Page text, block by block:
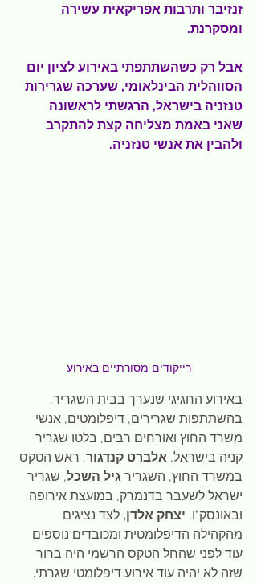
זנזיבר ותרבות אפריקאית עשירה
ומסקרנת.
אבל רק כשהשתתפתי באירוע לציון יום
הסווהלית הבינלאומי, שערכה שגרירות
טנזניה בישראל, הרגשתי לראשונה
שאני באמת מצליחה קצת להתקרב
ולהבין את אנשי טנזניה.
רייקודים מסורתיים באירוע
באירוע החגיגי שנערך בבית השגריר,
בהשתתפות שגרירים, דיפלומטים, אנשי
משרד החוץ ואורחים רבים, בלטו שגריר
קניה בישראל, אלברט קנדגור, ראש הטקס
במשרד החוץ, השגריר גיל השכל, שגריר
ישראל לשעבר בדנמרק, במועצת אירופה
ובאונסק"ו, יצחק אלדן, לצד נציגים
מהקהילה הדיפלומטית ומכובדים נוספים.
עוד לפני שהחל הטקס הרשמי היה ברור
שזה לא יהיה עוד אירוע דיפלומטי שגרתי.